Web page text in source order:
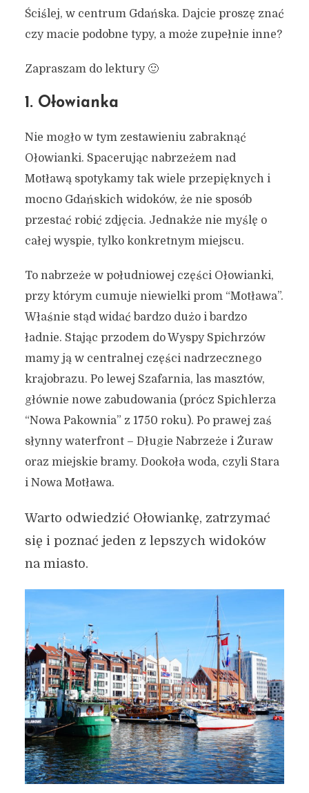
Ściślej, w centrum Gdańska. Dajcie proszę znać
czy macie podobne typy, a może zupełnie inne?
Zapraszam do lektury 🙂
1. Ołowianka
Nie mogło w tym zestawieniu zabraknąć
Ołowianki. Spacerując nabrzeżem nad
Motławą spotykamy tak wiele przepięknych i
mocno Gdańskich widoków, że nie sposób
przestać robić zdjęcia. Jednakże nie myślę o
całej wyspie, tylko konkretnym miejscu.
To nabrzeże w południowej części Ołowianki,
przy którym cumuje niewielki prom “Motława”.
Właśnie stąd widać bardzo dużo i bardzo
ładnie. Stając przodem do Wyspy Spichrzów
mamy ją w centralnej części nadrzecznego
krajobrazu. Po lewej Szafarnia, las masztów,
głównie nowe zabudowania (prócz Spichlerza
“Nowa Pakownia” z 1750 roku). Po prawej zaś
słynny waterfront – Długie Nabrzeże i Żuraw
oraz miejskie bramy. Dookoła woda, czyli Stara
i Nowa Motława.
Warto odwiedzić Ołowiankę, zatrzymać
się i poznać jeden z lepszych widoków
na miasto.